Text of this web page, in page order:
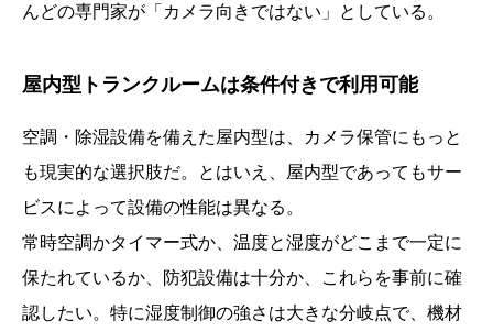
んどの専門家が「カメラ向きではない」としている。
屋内型トランクルームは条件付きで利用可能
空調・除湿設備を備えた屋内型は、カメラ保管にもっと
も現実的な選択肢だ。とはいえ、屋内型であってもサー
ビスによって設備の性能は異なる。
常時空調かタイマー式か、温度と湿度がどこまで一定に
保たれているか、防犯設備は十分か、これらを事前に確
認したい。特に湿度制御の強さは大きな分岐点で、機材